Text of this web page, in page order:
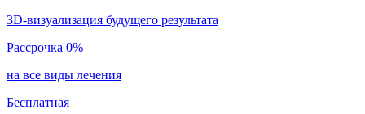
3D-визуализация будущего результата
Рассрочка 0%
на все виды лечения
Бесплатная